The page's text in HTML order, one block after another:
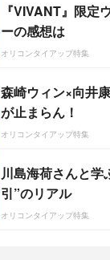
『VIVANT』限定
ーの感想は
オリコンタイアップ特集
森崎ウィン×向井
が止まらん！
オリコンタイアップ特集
川島海荷さんと学
引”のリアル
オリコンタイアップ特集